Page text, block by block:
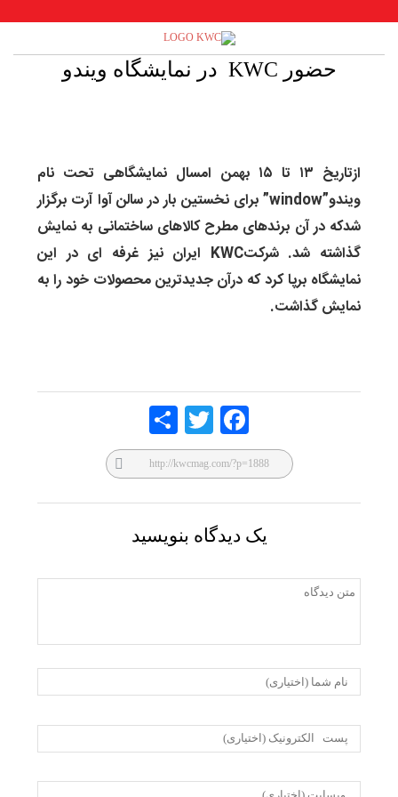
حضور KWC در نمایشگاه ویندو
ازتاریخ ۱۳ تا ۱۵ بهمن امسال نمایشگاهی تحت نام
ویندو”window” برای نخستین بار در سالن آوا آرت برگزار
شدکه در آن برندهای مطرح کالاهای ساختمانی به نمایش
گذاشته شد.
شرکتKWC ایران نیز غرفه ای در این
نمایشگاه برپا کرد که درآن جدیدترین محصولات خود را به
نمایش گذاشت.
Faceb
ook
Twitte
r
یک دیدگاه بنویسید